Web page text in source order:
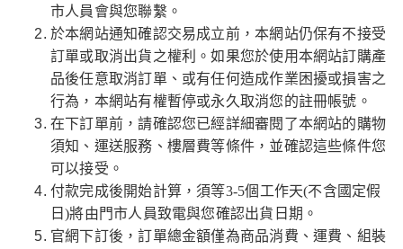
市人員會與您聯繫。
於本網站通知確認交易成立前，本網站仍保有不接受
訂單或取消出貨之權利。如果您於使用本網站訂購產
品後任意取消訂單、或有任何造成作業困擾或損害之
行為，本網站有權暫停或永久取消您的註冊帳號。
在下訂單前，請確認您已經詳細審閱了本網站的購物
須知、運送服務、樓層費等條件，並確認這些條件您
可以接受。
付款完成後開始計算，須等3-5個工作天(不含國定假
日)將由門市人員致電與您確認出貨日期。
官網下訂後，訂單總金額僅為商品消費、運費、組裝